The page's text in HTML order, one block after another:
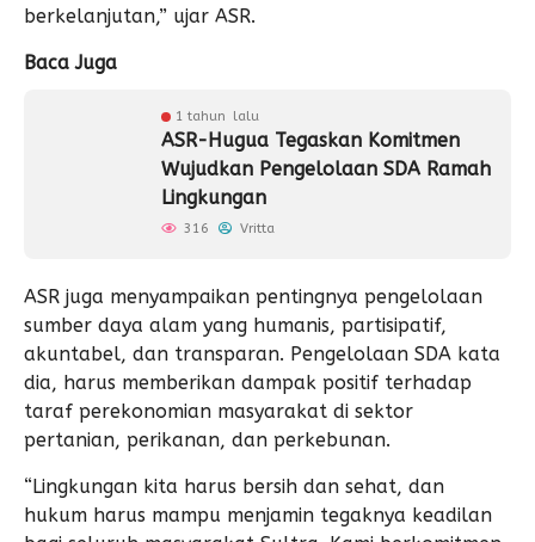
berkelanjutan,” ujar ASR.
Baca Juga
1 tahun lalu
ASR-Hugua Tegaskan Komitmen
Wujudkan Pengelolaan SDA Ramah
Lingkungan
316 Vritta
ASR juga menyampaikan pentingnya pengelolaan
sumber daya alam yang humanis, partisipatif,
akuntabel, dan transparan. Pengelolaan SDA kata
dia, harus memberikan dampak positif terhadap
taraf perekonomian masyarakat di sektor
pertanian, perikanan, dan perkebunan.
“Lingkungan kita harus bersih dan sehat, dan
hukum harus mampu menjamin tegaknya keadilan